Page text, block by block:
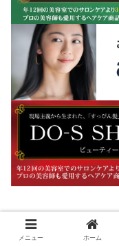
メニュー ホーム